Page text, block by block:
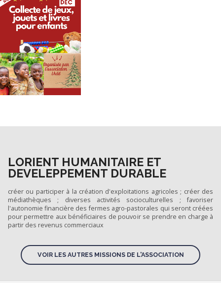
LORIENT HUMANITAIRE ET
DEVELEPPEMENT DURABLE
créer ou participer à la création d'exploitations agricoles ; créer des
médiathèques ; diverses activités socioculturelles ; favoriser
l'autonomie financière des fermes agro-pastorales qui seront créées
pour permettre aux bénéficiaires de pouvoir se prendre en charge à
partir des revenus commerciaux
VOIR LES AUTRES MISSIONS DE L'ASSOCIATION